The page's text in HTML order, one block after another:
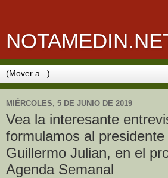
MIÉRCOLES, 5 DE JUNIO DE 2019
Vea la interesante
formulamos al
Guillermo Julian, en el
Agenda Semanal